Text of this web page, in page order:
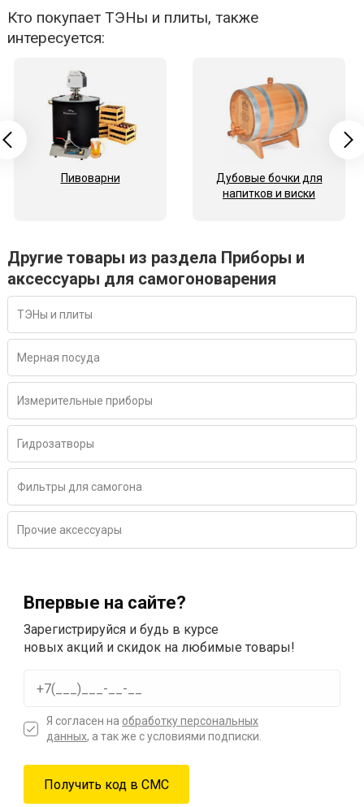
Кто покупает ТЭНы и плиты, также
интересуется:
Пивоварни
Дубовые бочки для
напитков и виски
Другие товары из раздела Приборы и
аксессуары для самогоноварения
ТЭНы и плиты
Мерная посуда
Измерительные приборы
Гидрозатворы
Фильтры для самогона
Прочие аксессуары
Впервые на сайте?
Зарегистрируйся и будь в курсе
новых акций и скидок на любимые товары!
Я согласен на обработку персональных
данных, а так же с условиями подписки.